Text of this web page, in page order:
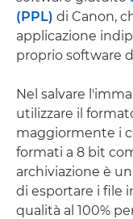
(PPL) di Canon,
applicazione
proprio software
Nel salvare
utilizzare il
maggiormente i
formati a 8 bit
archiviazione è
di esportare i file
qualità al 100%